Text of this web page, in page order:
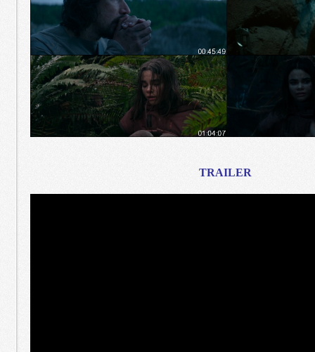
TRAILER